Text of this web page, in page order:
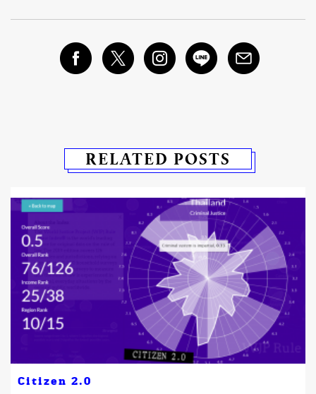
RELATED POSTS
Citizen 2.0